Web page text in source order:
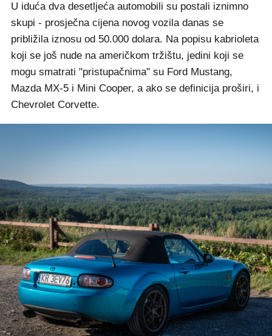
U iduća dva desetljeća automobili su postali iznimno
skupi - prosječna cijena novog vozila danas se
približila iznosu od 50.000 dolara. Na popisu kabrioleta
koji se još nude na američkom tržištu, jedini koji se
mogu smatrati "pristupačnima" su Ford Mustang,
Mazda MX-5 i Mini Cooper, a ako se definicija proširi, i
Chevrolet Corvette.